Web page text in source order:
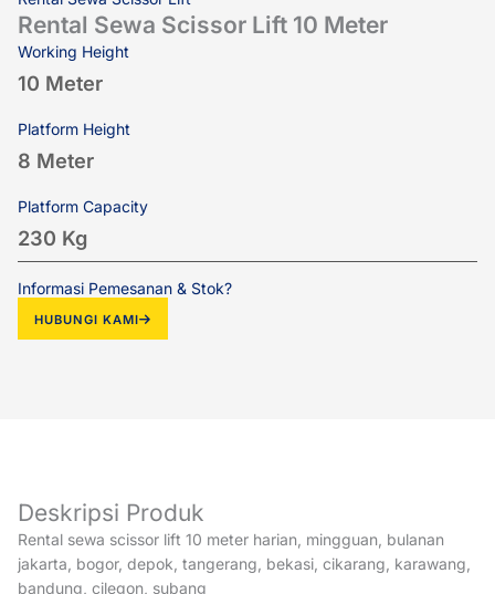
Rental Sewa Scissor Lift 10 Meter
Working Height
10 Meter
Platform Height
8 Meter
Platform Capacity
230 Kg
Informasi Pemesanan & Stok?
HUBUNGI KAMI
Deskripsi Produk
Rental sewa scissor lift 10 meter harian, mingguan, bulanan
jakarta, bogor, depok, tangerang, bekasi, cikarang, karawang,
bandung, cilegon, subang